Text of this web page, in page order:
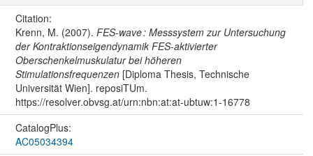
Citation:
Krenn, M. (2007). FES-wave : Messsystem zur Untersuchung
der Kontraktionseigendynamik FES-aktivierter
Oberschenkelmuskulatur bei höheren
Stimulationsfrequenzen[Diploma Thesis, Technische
Universität Wien]. reposiTUm.
https://resolver.obvsg.at/urn:nbn:at:at-ubtuw:1-16778
CatalogPlus:
AC05034394